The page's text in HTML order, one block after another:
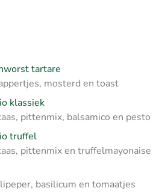
tartare
mosterd en toast
klassiek
pittenmix, balsamico en pesto
truffel
pittenmix en truffelmayonaise
basilicum en tomaatjes